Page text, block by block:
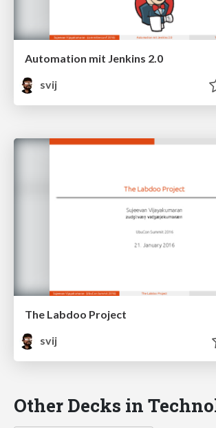
Automation mit Jenkins 2.0
svij
The Labdoo Project
svij
Other Decks in